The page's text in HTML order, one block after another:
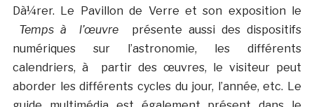
Dà¼rer. Le Pavillon de Verre et son exposition le
Temps à l’œuvre présente aussi des dispositifs
numériques sur l’astronomie, les différents
calendriers, à partir des œuvres, le visiteur peut
aborder les différents cycles du jour, l’année, etc. Le